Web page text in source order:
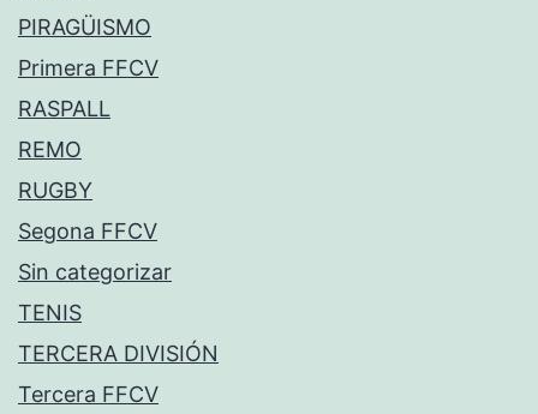
PIRAGÜISMO
Primera FFCV
RASPALL
REMO
RUGBY
Segona FFCV
Sin categorizar
TENIS
TERCERA DIVISIÓN
Tercera FFCV